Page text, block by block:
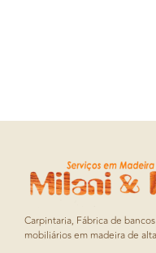
Carpintaria, Fábrica de
mobiliários em madeira de